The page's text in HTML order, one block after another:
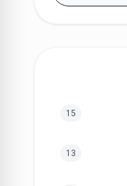
15
13